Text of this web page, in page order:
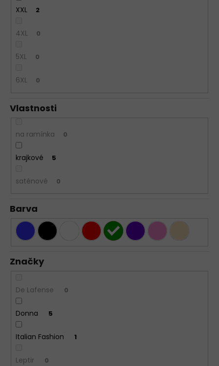
XXL 2
4XL 0
5XL 0
6XL 0
Vlastnosti
na ramínka 0
krajkové 5
saténové 0
Barva
Značky
De Lafense 0
Donna 5
Italian Fashion 1
Leptir 0